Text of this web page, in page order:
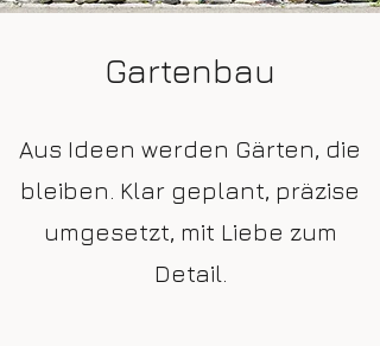
Gartenbau
Aus Ideen werden Gärten, die
bleiben. Klar geplant, präzise
umgesetzt, mit Liebe zum
Detail.